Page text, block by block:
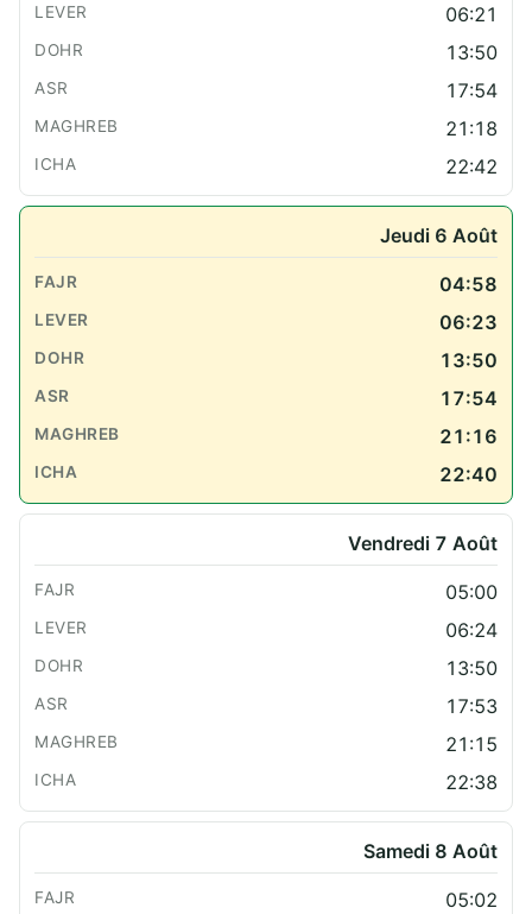
06:21
13:50
17:54
21:18
22:42
Jeudi 6 Août
04:58
06:23
13:50
17:54
21:16
22:40
Vendredi 7 Août
05:00
06:24
13:50
17:53
21:15
22:38
Samedi 8 Août
05:02